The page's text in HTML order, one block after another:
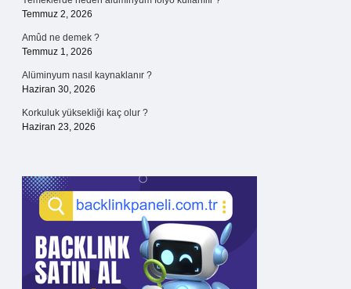
Temmuz 2, 2026
Amûd ne demek ?
Temmuz 1, 2026
Alüminyum nasıl kaynaklanır ?
Haziran 30, 2026
Korkuluk yüksekliği kaç olur ?
Haziran 23, 2026